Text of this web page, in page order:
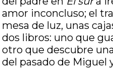
amor inconcluso; el
mesa de luz, unas
dos libros: uno que
otro que descubre
del pasado de Miguel